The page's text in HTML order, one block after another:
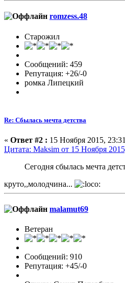
romzess.48
Старожил
Сообщений: 459
Репутация: +26/-0
ромка Липецкий
Re: Сбылась мечта детства
« Ответ #2 : 15 Ноября 2015,
Цитата: Maksim от 15 Ноября
Сегодня сбылась мечта
круто,,молодчина...
malamut69
Ветеран
Сообщений: 910
Репутация: +45/-0